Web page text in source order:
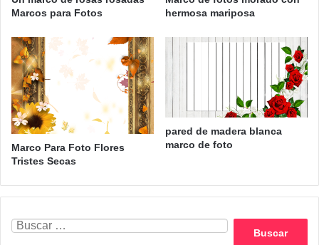
Marcos para Fotos
hermosa mariposa
Marco Para Foto Flores
Tristes Secas
pared de madera blanca
marco de foto